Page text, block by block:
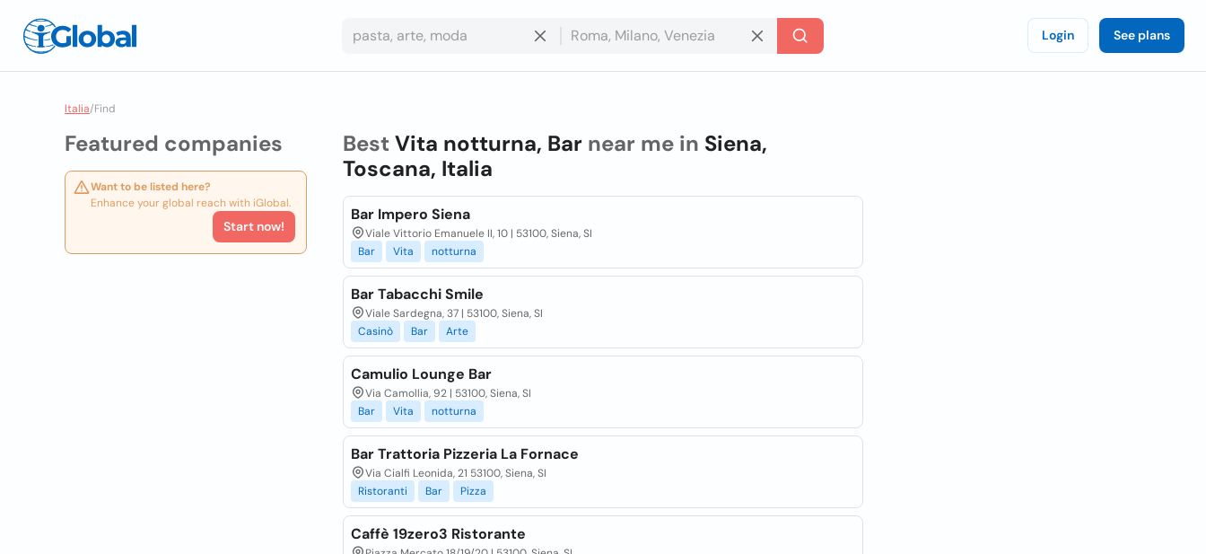
Login See plans
Italia/Find
Featured companies
Want to be listed here?
Enhance your global reach with iGlobal.
Start now!
Best Vita notturna, Bar near me in Siena,
Toscana, Italia
Bar Impero Siena
Viale Vittorio Emanuele II, 10 | 53100, Siena, SI
Bar
Vita notturna
Bar Tabacchi Smile
Viale Sardegna, 37 | 53100, Siena, SI
Casinò
Bar Arte
Camulio Lounge Bar
Via Camollia, 92 | 53100, Siena, SI
Bar
Vita notturna
Bar Trattoria Pizzeria La Fornace
Via Cialfi Leonida, 21 53100, Siena, SI
Ristoranti
Bar Pizza
Caffè 19zero3 Ristorante